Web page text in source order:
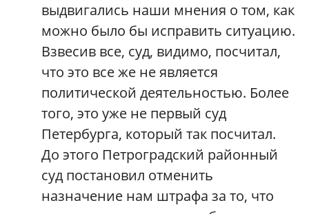
выдвигались наши мнения о том, как
можно было бы исправить ситуацию.
Взвесив все, суд, видимо, посчитал,
что это все же не является
политической деятельностью. Более
того, это уже не первый суд
Петербурга, который так посчитал.
До этого Петроградский районный
суд постановил отменить
назначение нам штрафа за то, что